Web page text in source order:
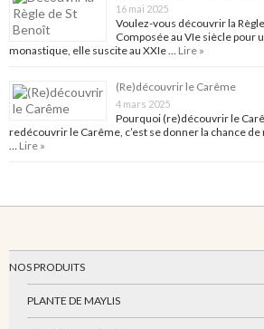
16 mai 2025
Voulez-vous découvrir la
Composée au VIe siècle pour
monastique, elle suscite au XXIe … Lire »
(Re)découvrir le Carême
4 mars 2025
Pourquoi (re)découvrir le
redécouvrir le Carême, c’est se donner la chance
… Lire »
NOS PRODUITS
PLANTE DE MAYLIS